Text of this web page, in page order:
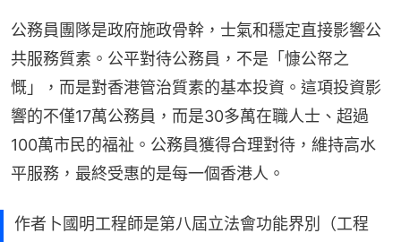
公務員團隊是政府施政骨幹，士氣和穩定直接影響公
共服務質素。公平對待公務員，不是「慷公帑之
慨」，而是對香港管治質素的基本投資。這項投資影
響的不僅17萬公務員，而是30多萬在職人士、超過
100萬市民的福祉。公務員獲得合理對待，維持高水
平服務，最終受惠的是每一個香港人。
作者卜國明工程師是第八屆立法會功能界別（工程